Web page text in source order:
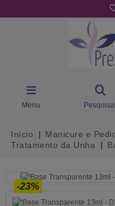
Menu
Início Manicure e
Tratamento da Unha
-23%